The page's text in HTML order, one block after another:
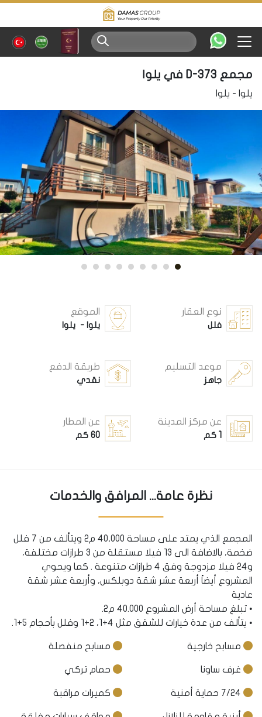
مجمع D-373 في يلوا
يلوا - يلوا
نوع العقار
فلل
الموقع
يلوا - يلوا
موعد التسليم
جاهز
طريقة الدفع
نقدي
عن مركز المدينة
1 كم
عن المطار
60 كم
نظرة عامة... المرافق والخدمات
المجمع الذي يمتد على مساحة 40,000 م2 ويتألف من 7 فلل
ضخمة، بالاضافة الى 13 فيلا مستقلة من 3 طرازات مختلفة،
و24 فيلا مزدوجة وفق 4 طرازات متنوعة . كما ويحوي
المشروع أيضاً أربعة عشر شقة دوبلكس، وأربعة عشر شقة
عادية
• تبلغ مساحة أرض المشروع 40.000 م2.
• يتألف من عدة خيارات للشقق مثل 4+1، 2+1 وفلل بأحجام 5+1.
مسابح خارجية مسابح منفصلة
غرف ساونا حمام تركي
كميرات مراقبة